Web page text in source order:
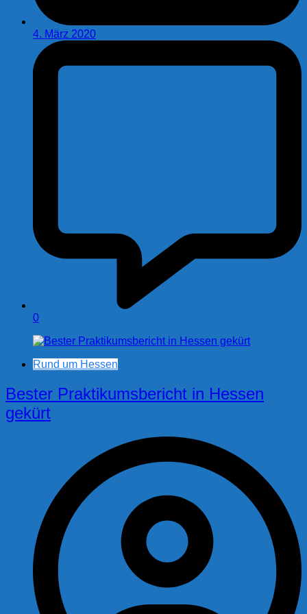
4. März 2020
0
Rund um Hessen
Bester Praktikumsbericht in Hessen
gekürt